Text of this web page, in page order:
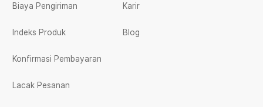
Biaya Pengiriman
Indeks Produk
Konfirmasi Pembayaran
Lacak Pesanan
Karir
Blog